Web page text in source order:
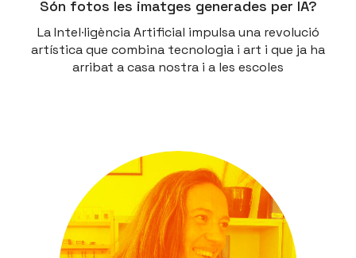
Són fotos les imatges generades per IA?
La Intel·ligència Artificial impulsa una revolució
artística que combina tecnologia i art i que ja ha
arribat a casa nostra i a les escoles